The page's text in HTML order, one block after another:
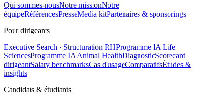
Qui sommes-nousNotre missionNotre
équipeRéférencesPresseMedia kitPartenaires & sponsorings
Pour dirigeants
Executive Search · Structuration RHProgramme IA Life
SciencesProgramme IA Animal HealthDiagnosticScorecard
dirigeantSalary benchmarksCas d'usageComparatifsÉtudes &
insights
Candidats & étudiants